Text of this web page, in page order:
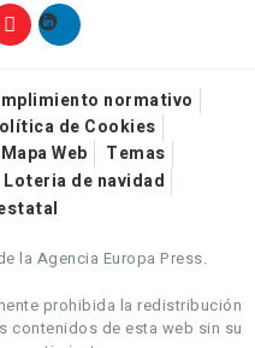
normativo
de Cookies
Mapa Web
Temas
Loteria de navidad
la Agencia Europa Press.
prohibida la redistribución
contenidos de esta web sin su